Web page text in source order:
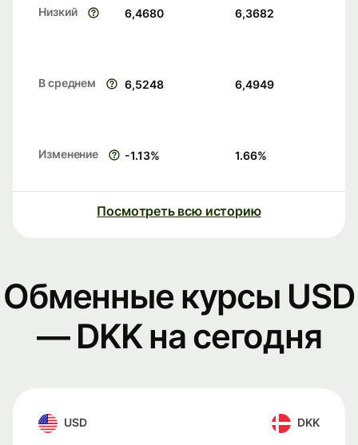
Низкий 6,4680 6,3682
В среднем 6,5248 6,4949
Изменение -1.13% 1.66%
Посмотреть всю историю
Обменные курсы USD
— DKK на сегодня
USD DKK